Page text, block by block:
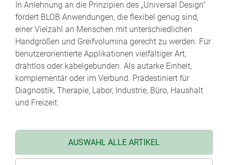
abzudecken. Wo der Name herkommt? Aus der
Architektur: Blob bedeutet Klecks und steht für ‚Binary
Large OBject‘, eine tropfenförmige Verbindung, die sich
in unbegrenzter Weise formen lässt.“
Martin Nußberger, polyform Industrie Design
In Anlehnung an die Prinzipien des „Universal Design“
fördert BLOB Anwendungen, die flexibel genug sind,
einer Vielzahl an Menschen mit unterschiedlichen
Handgrößen und Greifvolumina gerecht zu werden. Für
benutzerorientierte Applikationen vielfältiger Art,
drahtlos oder kabelgebunden. Als autarke Einheit,
komplementär oder im Verbund. Prädestiniert für
Diagnostik, Therapie, Labor, Industrie, Büro, Haushalt
und Freizeit.
AUSWAHL ALLE ARTIKEL